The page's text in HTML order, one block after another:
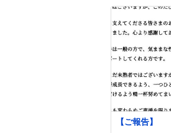
数
ス
数
【ご報告】